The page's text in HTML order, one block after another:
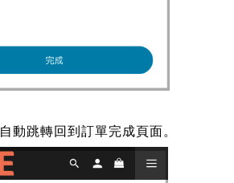
動跳轉回到訂單完成頁面。